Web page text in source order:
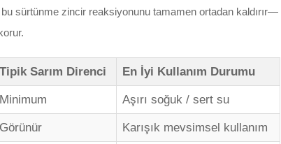
sürtünme zincir reaksiyonunu tamamen ortadan kaldırır—
Tipik Sarım Direnci En İyi Kullanım Durumu
Minimum Aşırı soğuk / sert su
Görünür Karışık mevsimsel kullanım